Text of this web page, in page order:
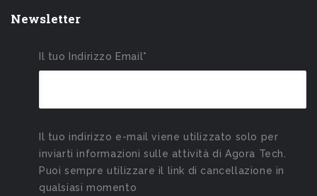
Newsletter
Il tuo Indirizzo Email*
Il tuo indirizzo e-mail viene utilizzato solo per
inviarti informazioni sulle attività di Agora Tech.
Puoi sempre utilizzare il link di cancellazione in
qualsiasi momento